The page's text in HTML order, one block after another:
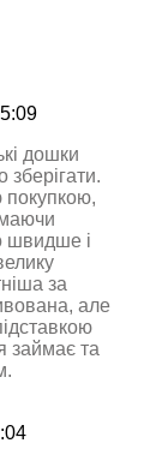
дошки
покупкою,
швидше і
за
але
займає та